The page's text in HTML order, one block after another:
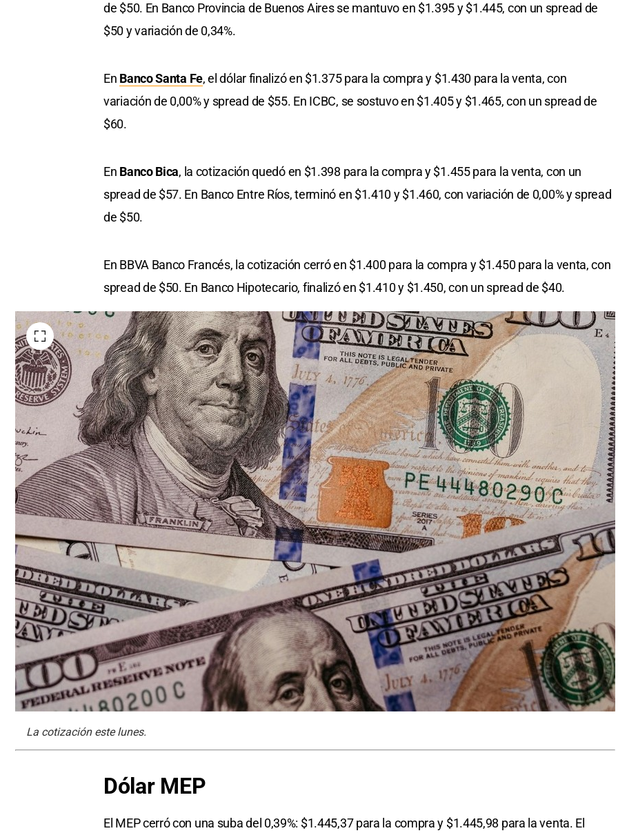
de $50. En Banco Provincia de Buenos Aires se mantuvo en $1.395 y $1.445, con un spread de
$50 y variación de 0,34%.
En Banco Santa Fe, el dólar finalizó en $1.375 para la compra y $1.430 para la venta, con
variación de 0,00% y spread de $55. En ICBC, se sostuvo en $1.405 y $1.465, con un spread de
$60.
En Banco Bica, la cotización quedó en $1.398 para la compra y $1.455 para la venta, con un
spread de $57. En Banco Entre Ríos, terminó en $1.410 y $1.460, con variación de 0,00% y spread
de $50.
En BBVA Banco Francés, la cotización cerró en $1.400 para la compra y $1.450 para la venta, con
spread de $50. En Banco Hipotecario, finalizó en $1.410 y $1.450, con un spread de $40.
La cotización este lunes.
Dólar MEP
El MEP cerró con una suba del 0,39%: $1.445,37 para la compra y $1.445,98 para la venta. El